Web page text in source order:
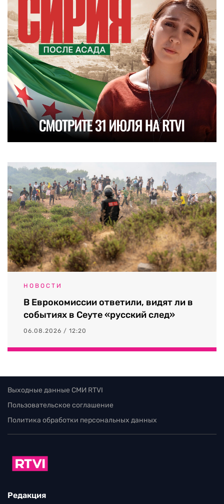
НОВОСТИ
В Еврокомиссии ответили, видят ли в
событиях в Сеуте «русский след»
06.08.2026 / 12:20
Выходные данные СМИ RTVI
Пользовательское соглашение
Политика обработки персональных данных
Редакция